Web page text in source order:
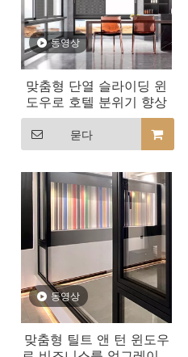
동영상
맞춤형 단열 슬라이딩 윈
도우로 호텔 분위기 향상
묻다
동영상
맞춤형 틸트 앤 턴 윈도우